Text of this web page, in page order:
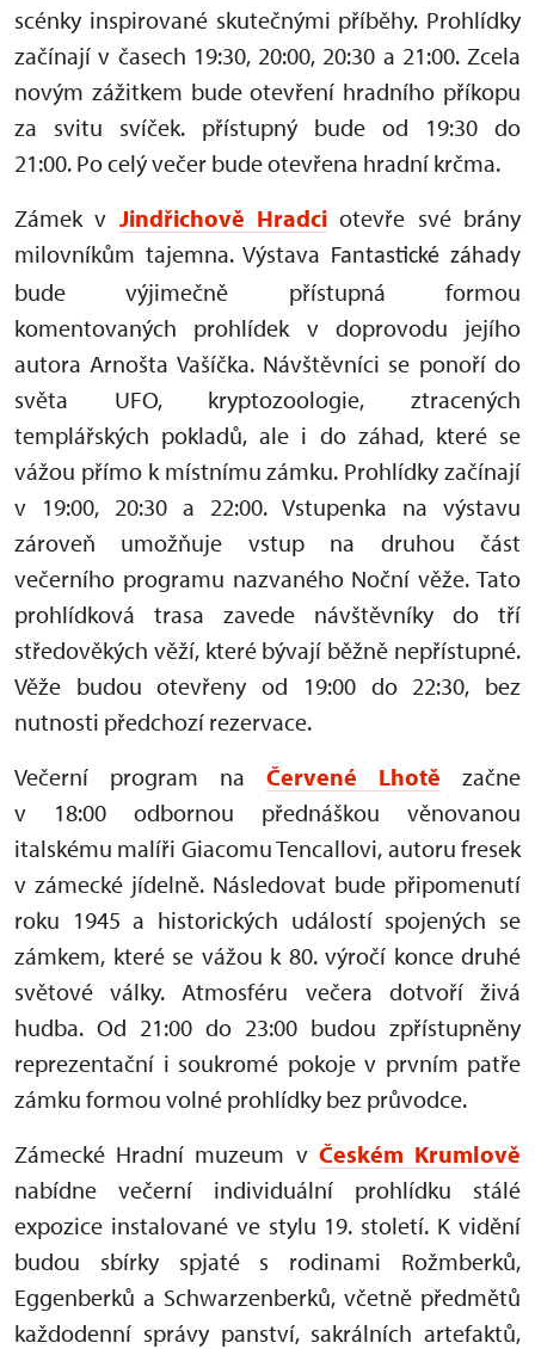
scénky inspirované skutečnými příběhy. Prohlídky
začínají v časech 19:30, 20:00, 20:30 a 21:00. Zcela
novým zážitkem bude otevření hradního příkopu
za svitu svíček. přístupný bude od 19:30 do
21:00. Po celý večer bude otevřena hradní krčma.
Zámek v Jindřichově Hradci otevře své brány
milovníkům tajemna. Výstava
Fantastické záhady
bude výjimečně přístupná formou
komentovaných prohlídek v doprovodu jejího
autora Arnošta Vašíčka. Návštěvníci se ponoří do
světa UFO, kryptozoologie, ztracených
templářských pokladů, ale i do záhad, které se
vážou přímo k místnímu zámku. Prohlídky začínají
v 19:00, 20:30 a 22:00. Vstupenka na výstavu
zároveň umožňuje vstup na druhou část
večerního programu nazvaného Noční věže. Tato
prohlídková trasa zavede návštěvníky do tří
středověkých věží, které bývají běžně nepřístupné.
Věže budou otevřeny od 19:00 do 22:30, bez
nutnosti předchozí rezervace.
Večerní program na Červené Lhotě začne
v 18:00 odbornou přednáškou věnovanou
italskému malíři Giacomu Tencallovi, autoru fresek
v zámecké jídelně. Následovat bude připomenutí
roku 1945 a historických událostí spojených se
zámkem, které se vážou k 80. výročí konce druhé
světové války. Atmosféru večera dotvoří živá
hudba. Od 21:00 do 23:00 budou zpřístupněny
reprezentační i soukromé pokoje v prvním patře
zámku formou volné prohlídky bez průvodce.
Zámecké Hradní muzeum v Českém Krumlově
nabídne večerní individuální prohlídku stálé
expozice instalované ve stylu 19. století. K vidění
budou sbírky spjaté s rodinami Rožmberků,
Eggenberků a Schwarzenberků, včetně předmětů
každodenní správy panství, sakrálních artefaktů,